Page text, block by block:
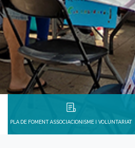
PLA DE FOMENT ASSOCIACIONISME I VOLUNTARIAT